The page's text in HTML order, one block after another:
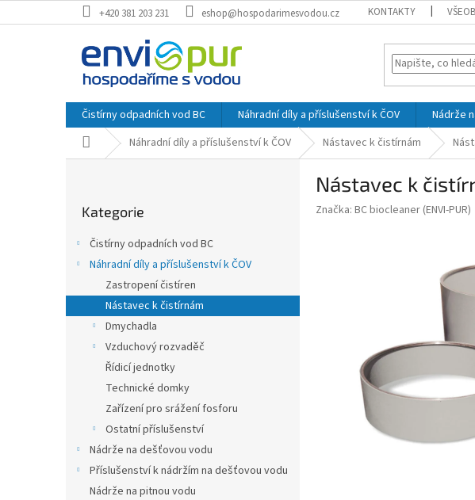
na
+420 381 203 231 eshop@hospodarimesvodou.cz KONTAKTY
Čistírny odpadních vod BC Náhradní díly a příslušenství k ČOV Nádrže
Domů Náhradní díly a příslušenství k ČOV Nástavec k čistírnám
kategorie
Kategorie
Čistírny odpadních vod BC
Náhradní díly a příslušenství k ČOV
Zastropení čistíren
Nástavec k čistírnám
Dmychadla
Vzduchový rozvaděč
Řídicí jednotky
Technické domky
Zařízení pro srážení fosforu
Ostatní příslušenství
Nádrže na dešťovou vodu
Příslušenství k nádržím na dešťovou vodu
Nádrže na pitnou vodu
Nástavec k
Značka: BC biocleaner (ENVI-PUR)